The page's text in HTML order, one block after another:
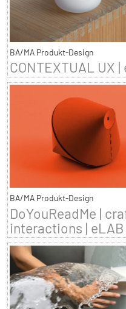
BA/MA Produkt-Design
CONTEXTUAL UX |
BA/MA Produkt-Design
DoYouReadMe |
interactions | eLAB